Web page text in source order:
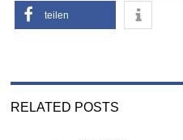
teilen
RELATED POSTS